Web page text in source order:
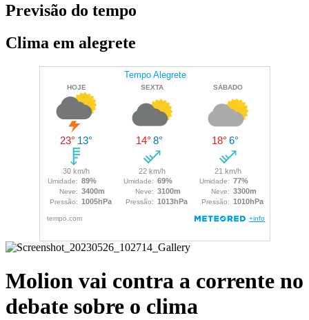
Previsão do tempo
Clima em alegrete
Molion vai contra a corrente no
debate sobre o clima